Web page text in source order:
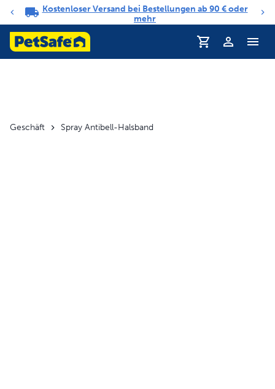
Benachrichtigungs-Karussell
Kostenloser Versand bei Bestellungen ab 90 € oder
mehr
Profil
Geschäft Spray Antibell-Halsband